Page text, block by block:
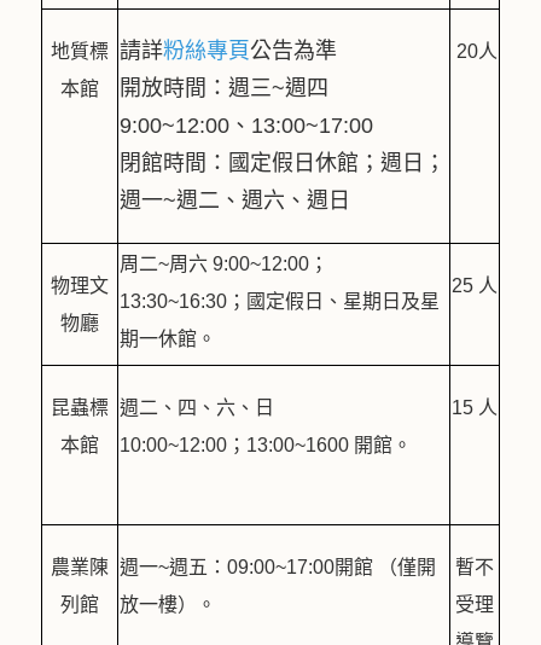
地質標
本館
請詳粉絲專頁 公告為準
開放時間：週三~週四
9:00~12:00、13:00~17:00
閉館時間：國定假日休館；週日；
週一~週二、週六、週日
20人
物理文
物廳
周二~周六 9:00~12:00；
13:30~16:30；國定假日、星期日及星
期一休館。
25 人
昆蟲標
本館
週二、四、六、日
10:00~12:00；13:00~1600 開館。
15 人
農業陳
列館
週一~週五：09:00~17:00開館 （僅開
放一樓）。
暫不
受理